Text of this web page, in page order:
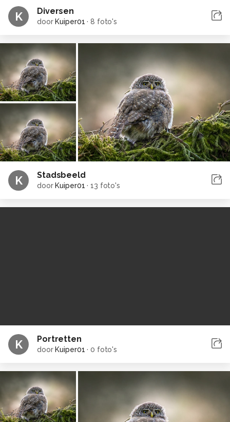
K Diversen
door Kuiper01 · 8 foto's
K Stadsbeeld
door Kuiper01 ·13 foto's
K Portretten
door Kuiper01 ·0 foto's